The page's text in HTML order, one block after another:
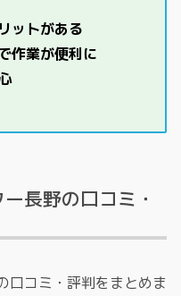
ットがある
作業が便利に
長野の口コミ・
口コミ・評判をまとめま